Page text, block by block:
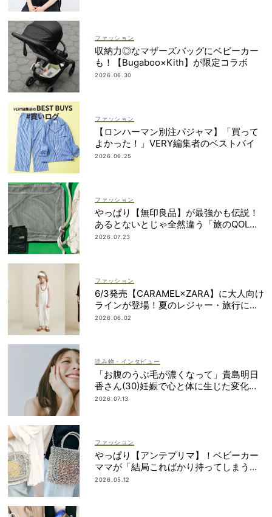
ファッション
収納力◎なマザーズバッグにベビーカー
も！【Bugaboo×Kith】が限定コラボ
2026.06.30
ファッション
【ロンハーマン別注パジャマ】「買って
よかった！」VERY編集者のベストバイ
2026.06.25
ファッション
やっぱり【無印良品】が最強かも伝説！
あるとないとじゃ全然違う「旅のQOL爆
上げアイテム」
2026.07.23
ファッション
6/3発売【CARAMEL×ZARA】に大人向け
ラインが登場！夏のレジャー・旅行にも
おすすめ
2026.06.02
読み物・インタビュー
「お腹のうぶ毛が濃くなって」貴島明日
香さん(30)妊娠で心と体に生じた変化も
「愛しいです」
2026.07.13
ファッション
やっぱり【アンテプリマ】！ベビーカー
ママが「結局こればかり持ってしまう」
納得の理由
2026.05.12